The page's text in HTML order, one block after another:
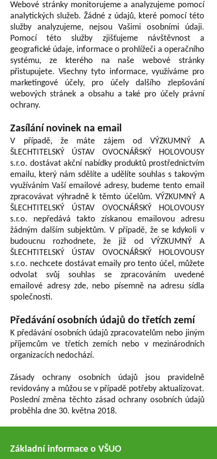
Webové stránky monitorujeme a analyzujeme pomocí
analytických služeb. Žádné z údajů, které pomocí této
služby analyzujeme, nejsou Vašimi osobními údaji.
Pomocí této služby zjišťujeme návštěvnost a
geografické údaje, informace o prohlížeči a operačního
systému, ze kterého na naše webové stránky
přistupujete. Všechny tyto informace, využíváme pro
marketingové účely, pro účely dalšího zlepšování
webových stránek a obsahu a také pro účely právní
ochrany.
Zasílání novinek na email
V případě, že máte zájem od VÝZKUMNÝ A
ŠLECHTITELSKÝ ÚSTAV OVOCNÁŘSKÝ HOLOVOUSY
s.r.o. dostávat akční nabídky produktů prostřednictvím
emailu, který nám sdělíte a udělíte souhlas s takovým
využíváním Vaší emailové adresy, budeme tento email
zpracovávat výhradně k těmto účelům. VÝZKUMNÝ A
ŠLECHTITELSKÝ ÚSTAV OVOCNÁŘSKÝ HOLOVOUSY
s.r.o. nepředává takto získanou emailovou adresu
žádným dalším subjektům. V případě, že se kdykoli v
budoucnu rozhodnete, že již od VÝZKUMNÝ A
ŠLECHTITELSKÝ ÚSTAV OVOCNÁŘSKÝ HOLOVOUSY
s.r.o. nechcete dostávat emaily pro tento účel, můžete
odvolat svůj souhlas se zpracováním uvedené
emailové adresy zde, nebo písemně na adresu sídla
společnosti.
Předávání osobních údajů do třetích zemí
K předávání osobních údajů zpracovatelům nebo jiným
příjemcům ve třetích zemích nebo v mezinárodních
organizacích nedochází.
Zásady ochrany osobních údajů jsou pravidelně
revidovány a můžou se v případě potřeby aktualizovat.
Poslední změna těchto zásad ochrany osobních údajů
proběhla dne 30. května 2018.
Základní informace o VŠUO